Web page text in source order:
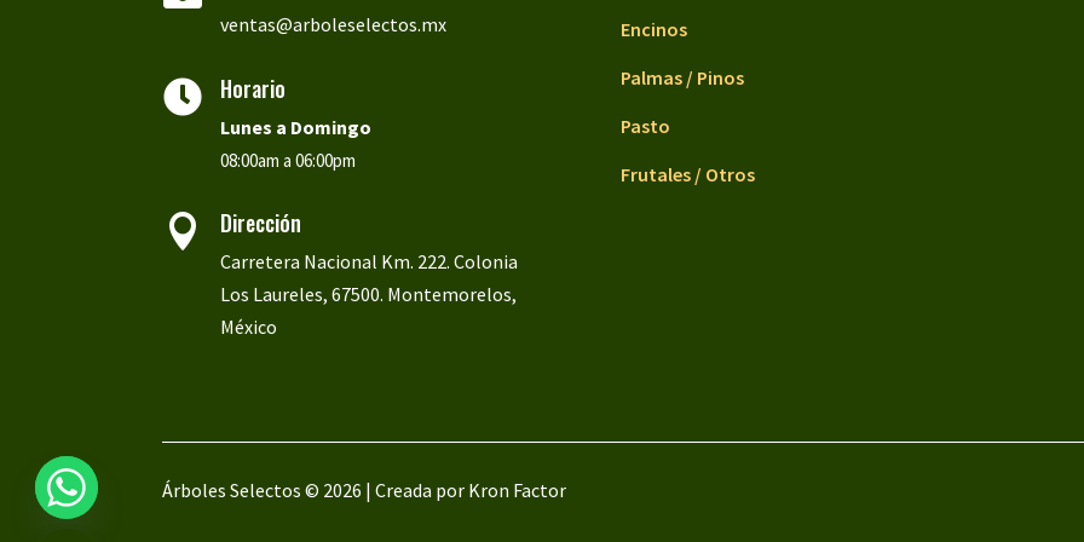
ventas@arboleselectos.mx
 Horario
Lunes a Domingo
08:00am a 06:00pm
 Dirección
Carretera Nacional Km. 222. Colonia
Los Laureles, 67500. Montemorelos,
México
Encinos
Palmas / Pinos
Pasto
Frutales / Otros
Árboles Selectos © 2026 | Creada por Kron Factor